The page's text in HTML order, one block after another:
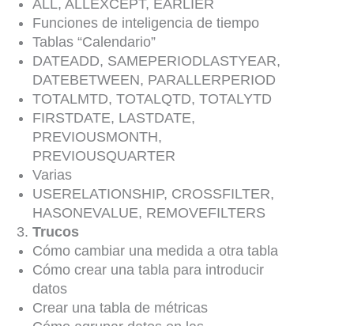
ALL, ALLEXCEPT, EARLIER
Funciones de inteligencia de tiempo
Tablas “Calendario”
DATEADD, SAMEPERIODLASTYEAR,
DATEBETWEEN, PARALLERPERIOD
TOTALMTD, TOTALQTD, TOTALYTD
FIRSTDATE, LASTDATE,
PREVIOUSMONTH,
PREVIOUSQUARTER
Varias
USERELATIONSHIP, CROSSFILTER,
HASONEVALUE, REMOVEFILTERS
Trucos
Cómo cambiar una medida a otra tabla
Cómo crear una tabla para introducir
datos
Crear una tabla de métricas